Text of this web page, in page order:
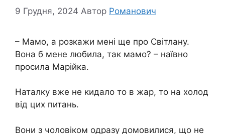
9 Грудня, 2024 Автор Романович
– Мамо, а розкажи мені ще про Світлану.
Вона б мене любила, так мамо? – наївно
просила Марійка.
Наталку вже не кидало то в жар, то на холод
від цих питань.
Вони з чоловіком одразу домовилися, що не